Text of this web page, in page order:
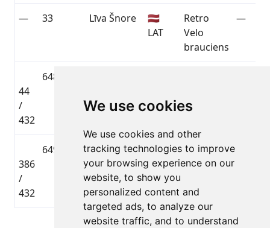
We use cookies
We use cookies and other
tracking technologies to improve
your browsing experience on our
website, to show you
personalized content and
targeted ads, to analyze our
website traffic, and to understand
— 33 Līva Šnore
🇱🇻
LAT
Retro
Velo
brauciens
—
44
/
432
648
brauciens
386
/
432
649
Vladislavs
Hliboiko
🇱🇻
LAT
Kalnu
divriteņu